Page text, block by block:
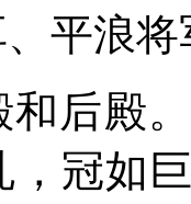
平浪
和后殿
，冠如